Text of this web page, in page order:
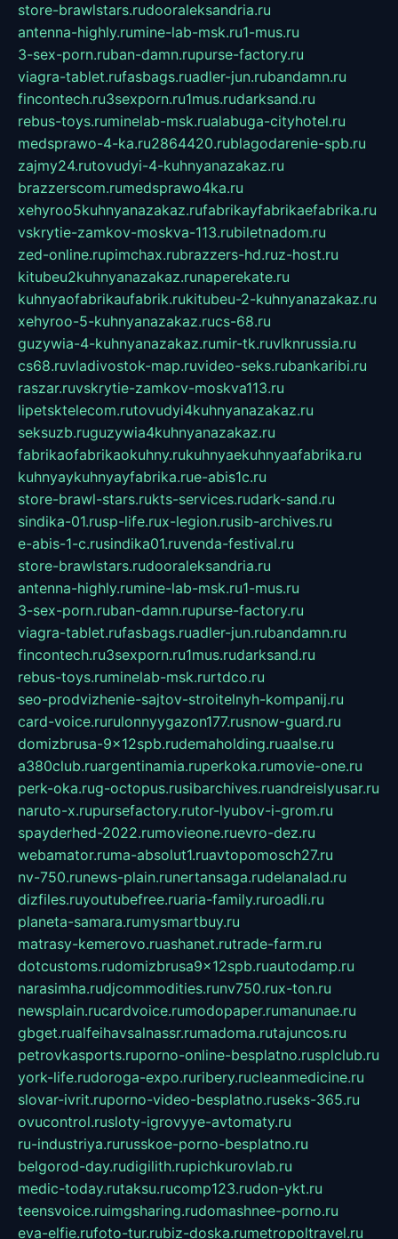
store-brawlstars.rudooraleksandria.ru
antenna-highly.rumine-lab-msk.ru1-mus.ru
3-sex-porn.ruban-damn.rupurse-factory.ru
viagra-tablet.rufasbags.ruadler-jun.rubandamn.ru
fincontech.ru3sexporn.ru1mus.rudarksand.ru
rebus-toys.ruminelab-msk.rualabuga-cityhotel.ru
medsprawo-4-ka.ru2864420.rublagodarenie-spb.ru
zajmy24.rutovudyi-4-kuhnyanazakaz.ru
brazzerscom.rumedsprawo4ka.ru
xehyroo5kuhnyanazakaz.rufabrikayfabrikaefabrika.ru
vskrytie-zamkov-moskva-113.rubiletnadom.ru
zed-online.rupimchax.rubrazzers-hd.ruz-host.ru
kitubeu2kuhnyanazakaz.runaperekate.ru
kuhnyaofabrikaufabrik.rukitubeu-2-kuhnyanazakaz.ru
xehyroo-5-kuhnyanazakaz.rucs-68.ru
guzywia-4-kuhnyanazakaz.rumir-tk.ruvlknrussia.ru
cs68.ruvladivostok-map.ruvideo-seks.rubankaribi.ru
raszar.ruvskrytie-zamkov-moskva113.ru
lipetsktelecom.rutovudyi4kuhnyanazakaz.ru
seksuzb.ruguzywia4kuhnyanazakaz.ru
fabrikaofabrikaokuhny.rukuhnyaekuhnyaafabrika.ru
kuhnyaykuhnyayfabrika.rue-abis1c.ru
store-brawl-stars.rukts-services.rudark-sand.ru
sindika-01.rusp-life.rux-legion.rusib-archives.ru
e-abis-1-c.rusindika01.ruvenda-festival.ru
store-brawlstars.rudooraleksandria.ru
antenna-highly.rumine-lab-msk.ru1-mus.ru
3-sex-porn.ruban-damn.rupurse-factory.ru
viagra-tablet.rufasbags.ruadler-jun.rubandamn.ru
fincontech.ru3sexporn.ru1mus.rudarksand.ru
rebus-toys.ruminelab-msk.rurtdco.ru
seo-prodvizhenie-sajtov-stroitelnyh-kompanij.ru
card-voice.rurulonnyygazon177.rusnow-guard.ru
domizbrusa-9x12spb.rudemaholding.ruaalse.ru
a380club.ruargentinamia.ruperkoka.rumovie-one.ru
perk-oka.rug-octopus.rusibarchives.ruandreislyusar.ru
naruto-x.rupursefactory.rutor-lyubov-i-grom.ru
spayderhed-2022.rumovieone.ruevro-dez.ru
webamator.ruma-absolut1.ruavtopomosch27.ru
nv-750.runews-plain.runertansaga.rudelanalad.ru
dizfiles.ruyoutubefree.ruaria-family.ruroadli.ru
planeta-samara.rumysmartbuy.ru
matrasy-kemerovo.ruashanet.rutrade-farm.ru
dotcustoms.rudomizbrusa9x12spb.ruautodamp.ru
narasimha.rudjcommodities.runv750.rux-ton.ru
newsplain.rucardvoice.rumodopaper.rumanunae.ru
gbget.rualfeihavsalnassr.rumadoma.rutajuncos.ru
petrovkasports.ruporno-online-besplatno.rusplclub.ru
york-life.rudoroga-expo.ruribery.rucleanmedicine.ru
slovar-ivrit.ruporno-video-besplatno.ruseks-365.ru
ovucontrol.rusloty-igrovyye-avtomaty.ru
ru-industriya.rurusskoe-porno-besplatno.ru
belgorod-day.rudigilith.rupichkurovlab.ru
medic-today.rutaksu.rucomp123.rudon-ykt.ru
teensvoice.ruimgsharing.rudomashnee-porno.ru
eva-elfie.rufoto-tur.rubiz-doska.rumetropoltravel.ru